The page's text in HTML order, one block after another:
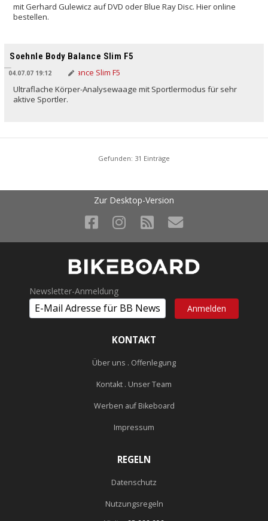
mit Gerhard Gulewicz auf DVD oder Blue Ray Disc. Hier online
bestellen.
Soehnle Body Balance Slim F5
04.07.07 19:12
Ultraflache Körper-Analysewaage mit Sportlermodus für sehr
aktive Sportler.
Gefunden: 31 Einträge
Zur Desktop-Version
Newsletter-Anmeldung
KONTAKT
Über uns . Offenlegung
Kontakt . Unser Team
Werben auf Bikeboard
Impressum
REGELN
Datenschutz
Nutzungsregeln